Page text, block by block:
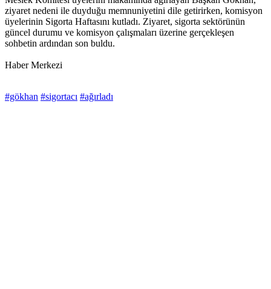
ziyaret nedeni ile duyduğu memnuniyetini dile getirirken, komisyon
üyelerinin Sigorta Haftasını kutladı. Ziyaret, sigorta sektörünün
güncel durumu ve komisyon çalışmaları üzerine gerçekleşen
sohbetin ardından son buldu.
Haber Merkezi
#gökhan #sigortacı #ağırladı